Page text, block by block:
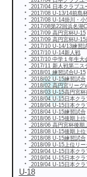
・ 2017/04 日本クラブユ
・ 2017/08 U-13/14前島
・ 2017/08 U-14掛川・小
・ 2017/08第22回浜名湖
・ 2017/09 高円宮杯U-15
・ 2017/09 高円宮杯U-15
・ 2017/10 U-14/13練習
・ 2017/10 U-14新人戦
・ 2017/10 中学１年生大
・ 2017/11 新人戦第二ス
・ 2018/01 練習試合U-15
・ 2018/02 U-15練習試合
・ 2018/02 高円宮リーグ
・ 2018/03 U-15高円宮杯
・ 2018/04 U-15日本ク
・ 2018/04 U-15日本ク
・ 2018/04 U-15練習試合
・ 2018/06 U-15後期上位
・ 2018/06 高円宮杯後期
・ 2018/08 U-15後期上位
・ 2018/08 U-15練習試合
・ 2018/09 U-15上位リー
・ 2019/04 U-15日本ク
・ 2019/04 U-15日本ク
・ 2019/04 U-15日本ク
U-18